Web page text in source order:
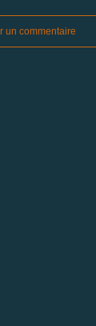
un commentaire